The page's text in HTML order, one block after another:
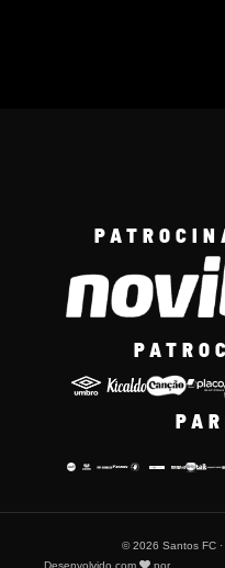
© 2026 Santos FC
Desenvolvido com
por